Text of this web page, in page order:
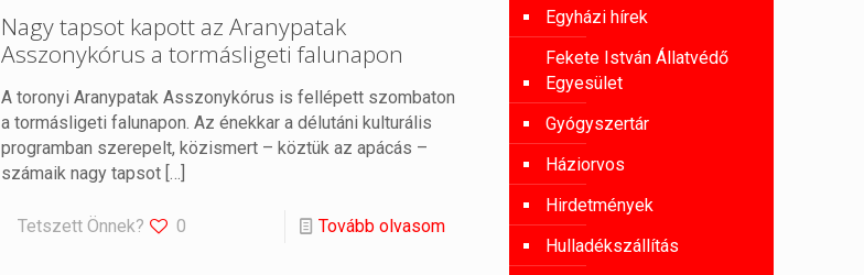
Nagy tapsot kapott az Aranypatak
Asszonykórus a tormásligeti falunapon
A toronyi Aranypatak Asszonykórus is fellépett szombaton
a tormásligeti falunapon. Az énekkar a délutáni kulturális
programban szerepelt, közismert – köztük az apácás –
számaik nagy tapsot […]
Tetszett Önnek? 0 Tovább olvasom
Egyházi hírek
Fekete István Állatvédő
Egyesület
Gyógyszertár
Háziorvos
Hirdetmények
Hulladékszállítás